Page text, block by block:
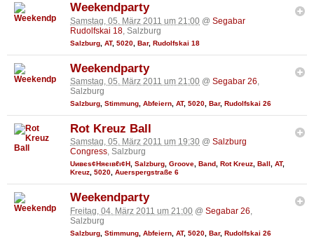
Weekendparty
Samstag, 05. März 2011 um 21:00 @ Segabar
Rudolfskai 18 , Salzburg
Salzburg AT, 5020 Bar, Rudolfskai 18
Weekendparty
Samstag, 05. März 2011 um 21:00 @ Segabar 26,
Salzburg
Salzburg Stimmung Abfeiern AT, 5020 Bar, Rudolfskai 26
Rot Kreuz Ball
Samstag, 05. März 2011 um 19:30 @ Salzburg
Congress, Salzburg
Uивєs¢Няєιвℓι¢Н, Salzburg, Groove, Band, Rot Kreuz, Ball, AT,
Kreuz, 5020, Auerspergstraße 6
Weekendparty
Freitag, 04. März 2011 um 21:00 @ Segabar 26
Salzburg
Salzburg Stimmung Abfeiern AT, 5020 Bar, Rudolfskai 26